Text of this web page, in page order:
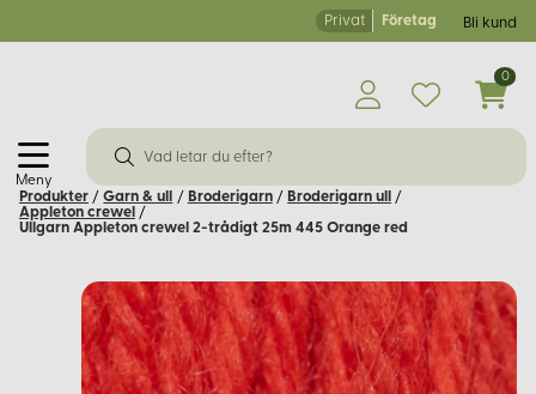
Privat Företag Bli kund
Meny
0
Produkter / Garn & ull / Broderigarn / Broderigarn ull
/
Appleton crewel /
Ullgarn Appleton crewel 2-trådigt 25m 445 Orange red